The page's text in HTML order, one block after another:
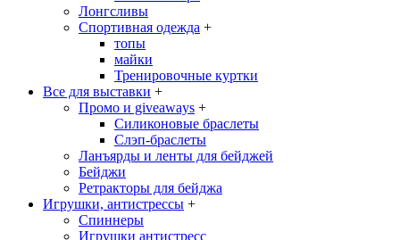
Лонгсливы
Спортивная одежда +
топы
майки
Тренировочные куртки
Все для выставки +
Промо и giveaways +
Силиконовые браслеты
Cлэп-браслеты
Ланъярды и ленты для бейджей
Бейджи
Ретракторы для бейджа
Игрушки, антистрессы +
Спиннеры
Игрушки антистресс